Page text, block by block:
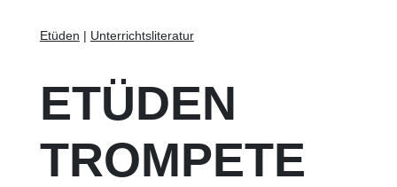
Etüden | Unterrichtsliteratur
ETÜDEN
TROMPETE